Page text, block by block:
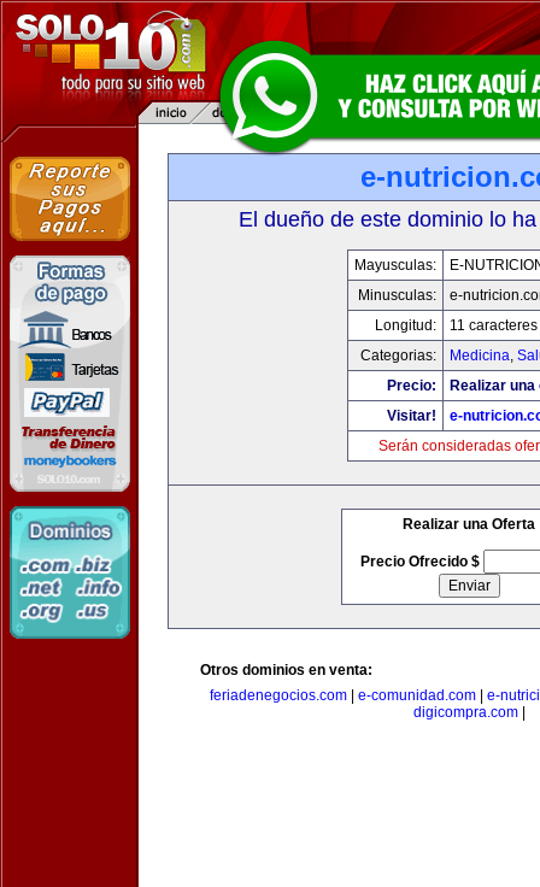
e-
El dueño de este dominio lo
Mayusculas:
E-
Minusculas:
e-
Longitud:
11 caracteres
Categorias:
Medicina,
Precio:
Realizar
Visitar!
e-
Serán consideradas
Realizar una Oferta
Precio Ofrecido $
Otros dominios en venta:
feriadenegocios.com| e-comunidad.com| e-
digicompra.com|